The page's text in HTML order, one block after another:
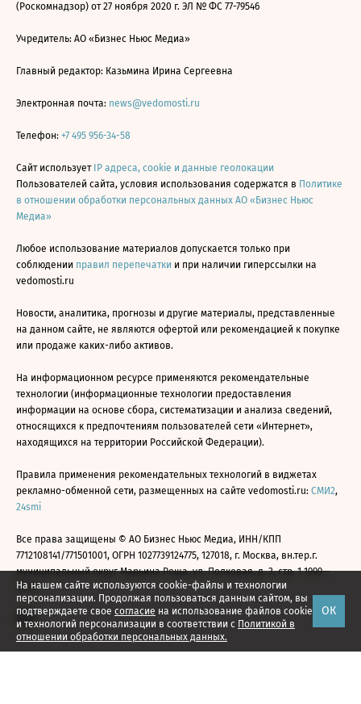
На нашем сайте используются cookie-файлы и технологии
персонализации. Продолжая пользоваться данным сайтом, вы
подтверждаете свое согласие на использование файлов cookie
и технологий персонализации в соответствии с Политикой в
отношении обработки персональных данных.
ОК
(Роскомнадзор) от 27 ноября 2020 г. ЭЛ № ФС 77-79546
Учредитель: АО «Бизнес Ньюс Медиа»
Главный редактор: Казьмина Ирина Сергеевна
Электронная почта: news@vedomosti.ru
Телефон: +7 495 956-34-58
Сайт использует IP адреса, cookie и данные геолокации
Пользователей сайта, условия использования содержатся в Политике
в отношении обработки персональных данных АО «Бизнес Ньюс
Медиа»
Любое использование материалов допускается только при
соблюдении правил перепечатки и при наличии гиперссылки на
vedomosti.ru
Новости, аналитика, прогнозы и другие материалы, представленные
на данном сайте, не являются офертой или рекомендацией к покупке
или продаже каких-либо активов.
На информационном ресурсе применяются рекомендательные
технологии (информационные технологии предоставления
информации на основе сбора, систематизации и анализа сведений,
относящихся к предпочтениям пользователей сети «Интернет»,
находящихся на территории Российской Федерации).
Правила применения рекомендательных технологий в виджетах
рекламно-обменной сети, размещенных на сайте vedomosti.ru: СМИ2,
24smi
Все права защищены © АО Бизнес Ньюс Медиа, ИНН/КПП
7712108141/771501001, ОГРН 1027739124775, 127018, г. Москва, вн.тер.г.
муниципальный округ Марьина Роща, ул. Полковая, д. 3, стр. 1 1999—
2026